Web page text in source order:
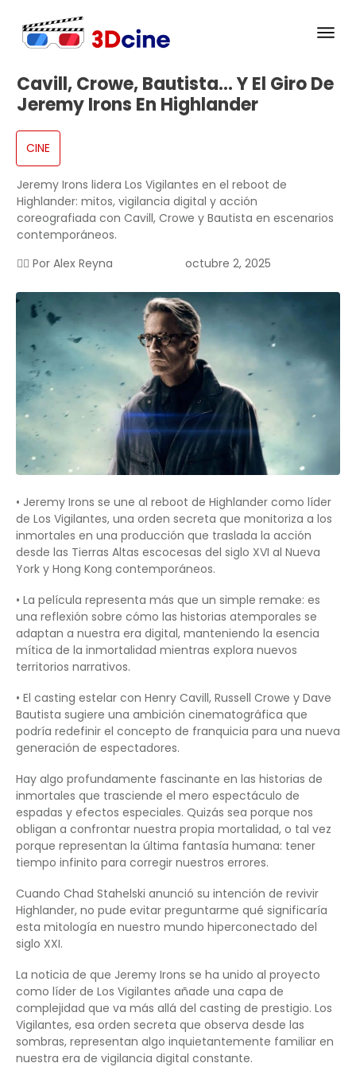
Cavill, Crowe, Bautista… Y El Giro De
Jeremy Irons En Highlander
CINE
Jeremy Irons lidera Los Vigilantes en el reboot de
Highlander: mitos, vigilancia digital y acción
coreografiada con Cavill, Crowe y Bautista en escenarios
contemporáneos.
✍🏻 Por Alex Reyna octubre 2, 2025
• Jeremy Irons se une al reboot de Highlander como líder
de Los Vigilantes, una orden secreta que monitoriza a los
inmortales en una producción que traslada la acción
desde las Tierras Altas escocesas del siglo XVI al Nueva
York y Hong Kong contemporáneos.
• La película representa más que un simple remake: es
una reflexión sobre cómo las historias atemporales se
adaptan a nuestra era digital, manteniendo la esencia
mítica de la inmortalidad mientras explora nuevos
territorios narrativos.
• El casting estelar con Henry Cavill, Russell Crowe y Dave
Bautista sugiere una ambición cinematográfica que
podría redefinir el concepto de franquicia para una nueva
generación de espectadores.
Hay algo profundamente fascinante en las historias de
inmortales que trasciende el mero espectáculo de
espadas y efectos especiales. Quizás sea porque nos
obligan a confrontar nuestra propia mortalidad, o tal vez
porque representan la última fantasía humana: tener
tiempo infinito para corregir nuestros errores.
Cuando Chad Stahelski anunció su intención de revivir
Highlander, no pude evitar preguntarme qué significaría
esta mitología en nuestro mundo hiperconectado del
siglo XXI.
La noticia de que Jeremy Irons se ha unido al proyecto
como líder de Los Vigilantes añade una capa de
complejidad que va más allá del casting de prestigio. Los
Vigilantes, esa orden secreta que observa desde las
sombras, representan algo inquietantemente familiar en
nuestra era de vigilancia digital constante.